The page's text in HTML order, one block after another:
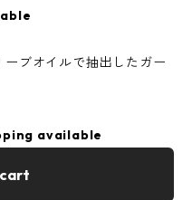
ブオイルで抽出したガー
available